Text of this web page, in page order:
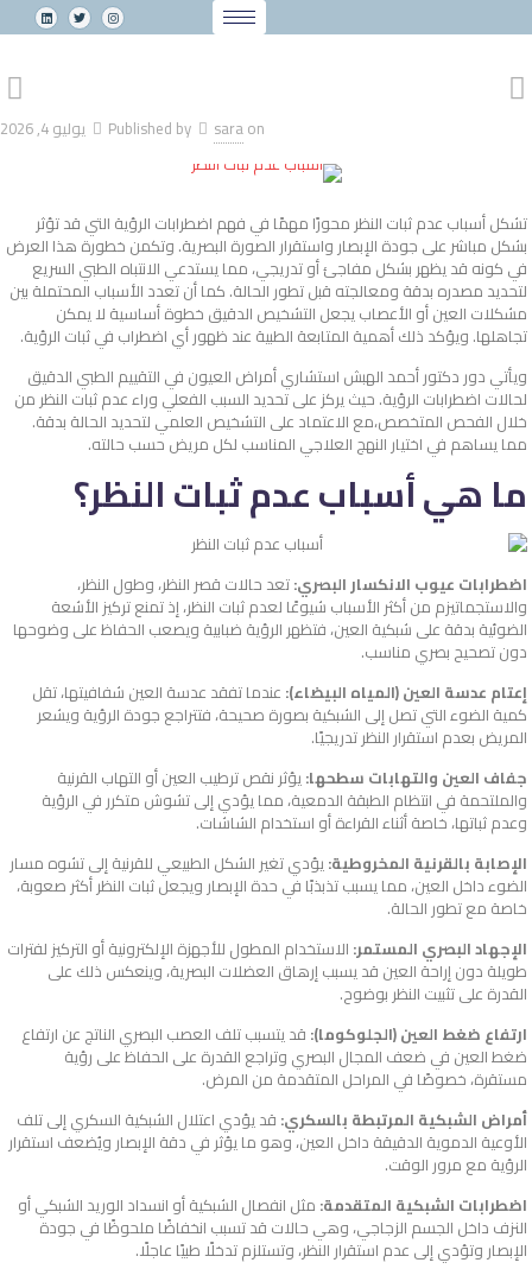
Published by saraon يوليو 4, 2026
تشكلأسباب عدم ثبات النظر محورًا مهمًا في فهم اضطرابات الرؤية التي قد تؤثر
بشكل مباشر على جودة الإبصار واستقرار الصورة البصرية. وتكمن خطورة هذا العرض
في كونه قد يظهر بشكل مفاجئ أو تدريجي، مما يستدعي الانتباه الطبي السريع
لتحديد مصدره بدقة ومعالجته قبل تطور الحالة. كما أن تعدد الأسباب المحتملة بين
مشكلات العين أو الأعصاب يجعل التشخيص الدقيق خطوة أساسية لا يمكن
تجاهلها. ويؤكد ذلك أهمية المتابعة الطبية عند ظهور أي اضطراب في ثبات الرؤية.
ويأتي دور دكتور أحمد الهبش استشاري أمراض العيون في التقييم الطبي الدقيق
لحالات اضطرابات الرؤية. حيث يركز على تحديد السبب الفعلي وراء عدم ثبات النظر من
خلال الفحص المتخصص،مع الاعتماد على التشخيص العلمي لتحديد الحالة بدقة.
مما يساهم في اختيار النهج العلاجي المناسب لكل مريض حسب حالته.
ما هيأسباب عدم ثبات النظر؟
اضطرابات عيوب الانكسار البصري:تعد حالات قصر النظر، وطول النظر،
والاستجماتيزم من أكثر الأسباب شيوعًا لعدم ثبات النظر، إذ تمنع تركيز الأشعة
الضوئية بدقة على شبكية العين، فتظهر الرؤية ضبابية ويصعب الحفاظ على وضوحها
دون تصحيح بصري مناسب.
إعتام عدسة العين (المياه البيضاء): عندما تفقد عدسة العين شفافيتها، تقل
كمية الضوء التي تصل إلى الشبكية بصورة صحيحة، فتتراجع جودة الرؤية ويشعر
المريض بعدم استقرار النظر تدريجيًا.
جفاف العين والتهابات سطحها:يؤثر نقص ترطيب العين أو التهاب القرنية
والملتحمة في انتظام الطبقة الدمعية، مما يؤدي إلى تشوش متكرر في الرؤية
وعدم ثباتها، خاصة أثناء القراءة أو استخدام الشاشات.
الإصابة بالقرنية المخروطية:يؤدي تغير الشكل الطبيعي للقرنية إلى تشوه مسار
الضوء داخل العين، مما يسبب تذبذبًا في حدة الإبصار ويجعل ثبات النظر أكثر صعوبة،
خاصة مع تطور الحالة.
الإجهاد البصري المستمر: الاستخدام المطول للأجهزة الإلكترونية أو التركيز لفترات
طويلة دون إراحة العين قد يسبب إرهاق العضلات البصرية، وينعكس ذلك على
القدرة على تثبيت النظر بوضوح.
ارتفاع ضغط العين (الجلوكوما): قد يتسبب تلف العصب البصري الناتج عن ارتفاع
ضغط العين في ضعف المجال البصري وتراجع القدرة على الحفاظ على رؤية
مستقرة، خصوصًا في المراحل المتقدمة من المرض.
أمراض الشبكية المرتبطة بالسكري: قد يؤدي اعتلال الشبكية السكري إلى تلف
الأوعية الدموية الدقيقة داخل العين، وهو ما يؤثر في دقة الإبصار ويُضعف استقرار
الرؤية مع مرور الوقت.
اضطرابات الشبكية المتقدمة: مثل انفصال الشبكية أو انسداد الوريد الشبكي أو
النزف داخل الجسم الزجاجي، وهي حالات قد تسبب انخفاضًا ملحوظًا في جودة
الإبصار وتؤدي إلى عدم استقرار النظر، وتستلزم تدخلًا طبيًا عاجلًا.